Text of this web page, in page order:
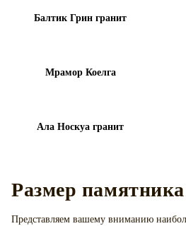
Балтик Грин гранит
Мрамор Коелга
Ала Носкуа гранит
Размер памятника
Представляем вашему вниманию